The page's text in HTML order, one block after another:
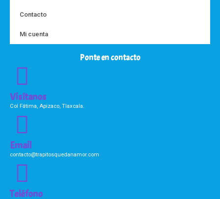
Contacto
Mi cuenta
Ponte en contacto
Visítanos
Col Fátima, Apizaco, Tlaxcala.
Email
contacto@trapitosquedanamor.com
Teléfono